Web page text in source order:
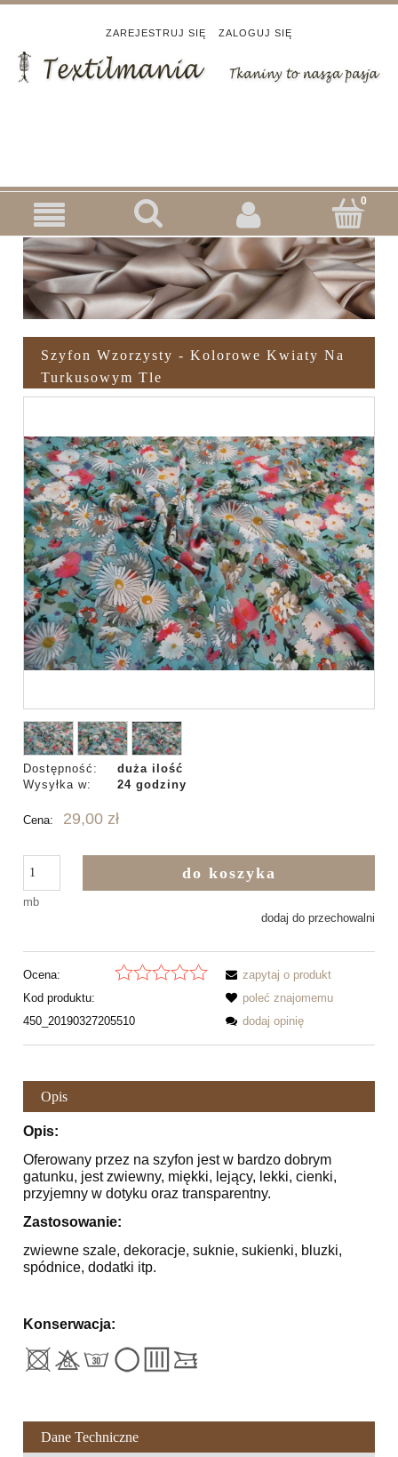
ZAREJESTRUJ SIĘ ZALOGUJ SIĘ
Szyfon Wzorzysty - Kolorowe Kwiaty Na
Turkusowym Tle
Dostępność:
duża ilość
Wysyłka w:
24 godziny
Cena: 29,00 zł
mb
do koszyka
dodaj do przechowalni
Ocena:
Kod produktu:
450_20190327205510
zapytaj o produkt
poleć znajomemu
dodaj opinię
Opis
Opis:
Oferowany przez na szyfon jest w bardzo dobrym
gatunku, jest zwiewny, miękki, lejący, lekki, cienki,
przyjemny w dotyku oraz transparentny.
Zastosowanie:
zwiewne szale, dekoracje, suknie, sukienki, bluzki,
spódnice, dodatki itp.
Konserwacja:
Dane Techniczne